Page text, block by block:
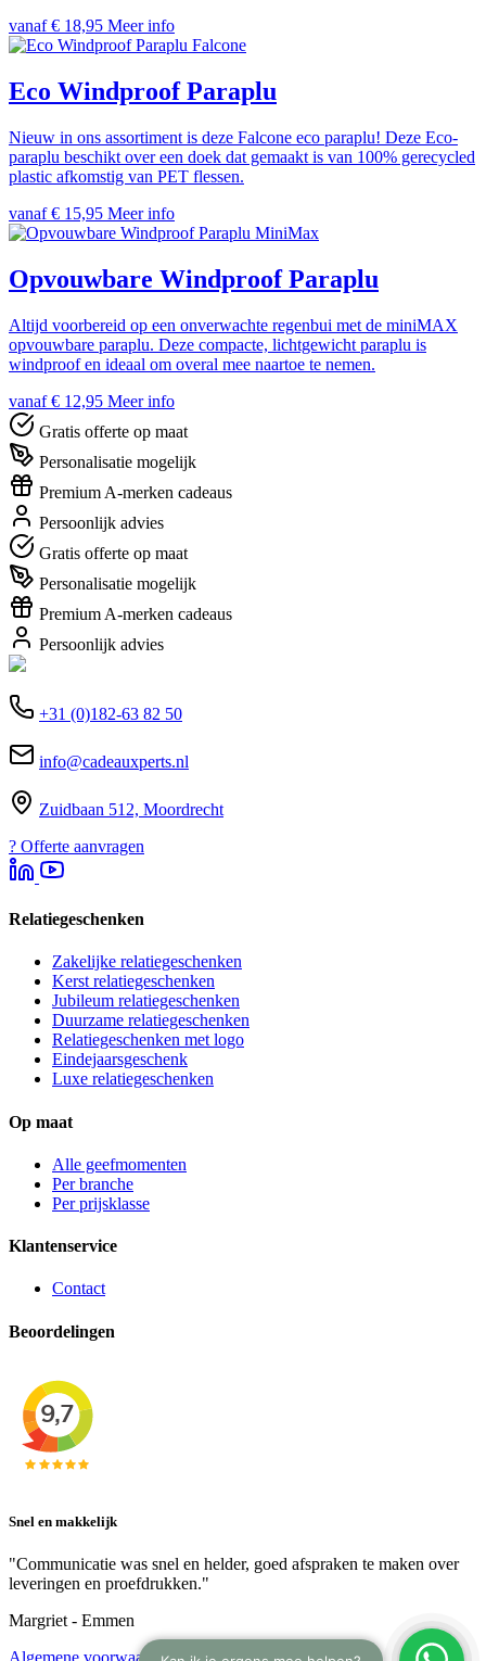
vanaf € 18,95 Meer info
Falcone
Eco Windproof Paraplu
Nieuw in ons assortiment is deze Falcone eco paraplu! Deze Eco-
paraplu beschikt over een doek dat gemaakt is van 100% gerecycled
plastic afkomstig van PET flessen.
vanaf € 15,95 Meer info
MiniMax
Opvouwbare Windproof Paraplu
Altijd voorbereid op een onverwachte regenbui met de miniMAX
opvouwbare paraplu. Deze compacte, lichtgewicht paraplu is
windproof en ideaal om overal mee naartoe te nemen.
vanaf € 12,95 Meer info
Gratis offerte op maat
Personalisatie mogelijk
Premium A-merken cadeaus
Persoonlijk advies
Gratis offerte op maat
Personalisatie mogelijk
Premium A-merken cadeaus
Persoonlijk advies
+31 (0)182-63 82 50
info@cadeauxperts.nl
Zuidbaan 512, Moordrecht
? Offerte aanvragen
Relatiegeschenken
Zakelijke relatiegeschenken
Kerst relatiegeschenken
Jubileum relatiegeschenken
Duurzame relatiegeschenken
Relatiegeschenken met logo
Eindejaarsgeschenk
Luxe relatiegeschenken
Op maat
Alle geefmomenten
Per branche
Per prijsklasse
Klantenservice
Contact
Beoordelingen
Snel en makkelijk
"Communicatie was snel en helder, goed afspraken te maken over
leveringen en proefdrukken."
Margriet - Emmen